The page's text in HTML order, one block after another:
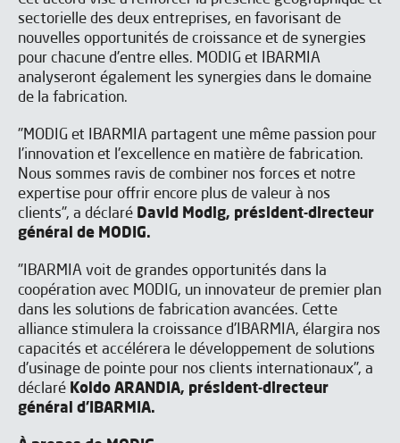
sectorielle des deux entreprises, en favorisant de
nouvelles opportunités de croissance et de synergies
pour chacune d'entre elles. MODIG et IBARMIA
analyseront également les synergies dans le domaine
de la fabrication.
"MODIG et IBARMIA partagent une même passion pour
l'innovation et l'excellence en matière de fabrication.
Nous sommes ravis de combiner nos forces et notre
expertise pour offrir encore plus de valeur à nos
clients", a déclaré David Modig, président-directeur
général de MODIG.
"IBARMIA voit de grandes opportunités dans la
coopération avec MODIG, un innovateur de premier plan
dans les solutions de fabrication avancées. Cette
alliance stimulera la croissance d'IBARMIA, élargira nos
capacités et accélérera le développement de solutions
d'usinage de pointe pour nos clients internationaux", a
déclaré Koldo ARANDIA, président-directeur
général d'IBARMIA.
COMMUNIQUÉ DE PRESSE
S'ABONNER À NOTRE
NEWSLETTER
Inscrivez-vous à notre bulletin
d'information pour être tenu au
courant de toutes nos actualités.